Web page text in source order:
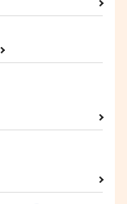
うさぎ、お届けしま
す。【夏】